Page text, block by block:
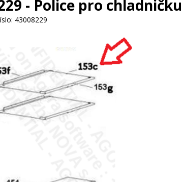
- Police pro
43008229